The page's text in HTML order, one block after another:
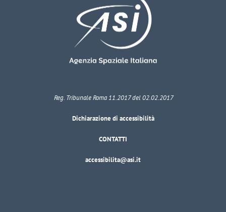
Reg. Tribunale Roma 11.2017 del 02.02.2017
Dichiarazione di accessibilità
CONTATTI
accessibilita@asi.it